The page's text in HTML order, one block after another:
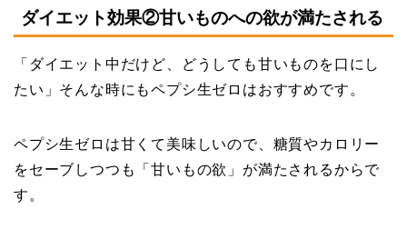
ダイエット効果②甘いものへの欲が満たされる
「ダイエット中だけど、どうしても甘いものを口にし
たい」そんな時にもペプシ生ゼロはおすすめです。
ペプシ生ゼロは甘くて美味しいので、糖質やカロリー
をセーブしつつも「甘いもの欲」が満たされるからで
す。